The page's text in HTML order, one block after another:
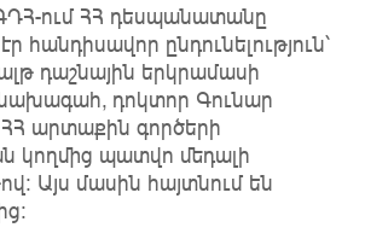
ում ՀՀ դեսպանատանը
հանդիսավոր ընդունելություն՝
դաշնային երկրամասի
դոկտոր Գունար
ՀՀ արտաքին գործերի
կողմից պատվո մեդալի
Այս մասին հայտնում են